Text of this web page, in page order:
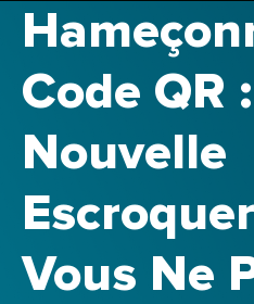
Code QR
Nouvelle
Vous Ne